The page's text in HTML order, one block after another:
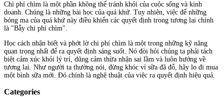
Chi phí chìm là một phần không thể tránh khỏi của cuộc sống và kinh
doanh. Chúng là những bài học của quá khứ. Tuy nhiên, việc để những
bóng ma của quá khứ này điều khiển các quyết định trong tương lai chính
là "Bẫy chi phí chìm".
Học cách nhận biết và phớt lờ chi phí chìm là một trong những kỹ năng
quan trọng nhất để ra quyết định sáng suốt. Nó đòi hỏi chúng ta phải tách
biệt cảm xúc khỏi lý trí, dũng cảm thừa nhận sai lầm và luôn hướng về
tương lai. Như người ta thường nói, đừng khóc vì sữa đã đổ, hãy lo đi mua
một bình sữa mới. Đó chính là nghệ thuật của việc ra quyết định hiệu quả.
Categories